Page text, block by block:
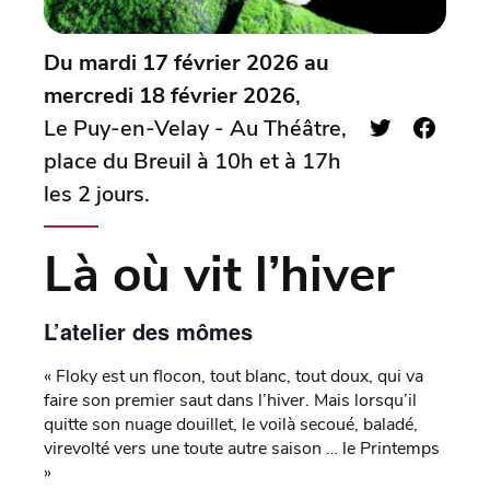
Du mardi 17 février 2026 au
mercredi 18 février 2026,
Le Puy-en-Velay - Au Théâtre,
place du Breuil à 10h et à 17h
les 2 jours.
Là où vit l’hiver
L’atelier des mômes
« Floky est un flocon, tout blanc, tout doux, qui va
faire son premier saut dans l’hiver. Mais lorsqu’il
quitte son nuage douillet, le voilà secoué, baladé,
virevolté vers une toute autre saison … le Printemps
»